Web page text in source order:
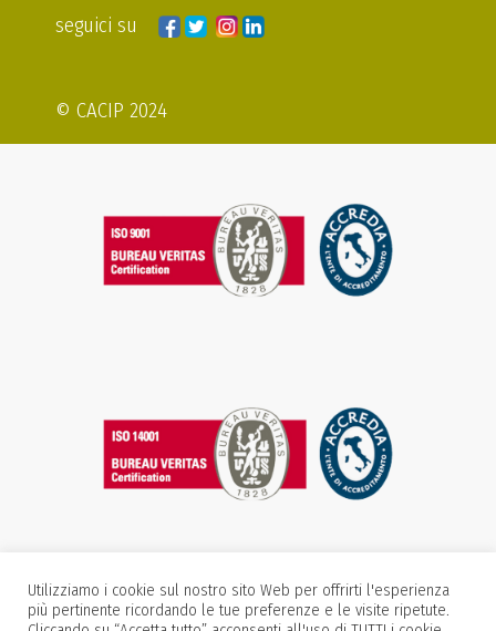
seguici su
© CACIP 2024
Utilizziamo i cookie sul nostro sito Web per offrirti l'esperienza
più pertinente ricordando le tue preferenze e le visite ripetute.